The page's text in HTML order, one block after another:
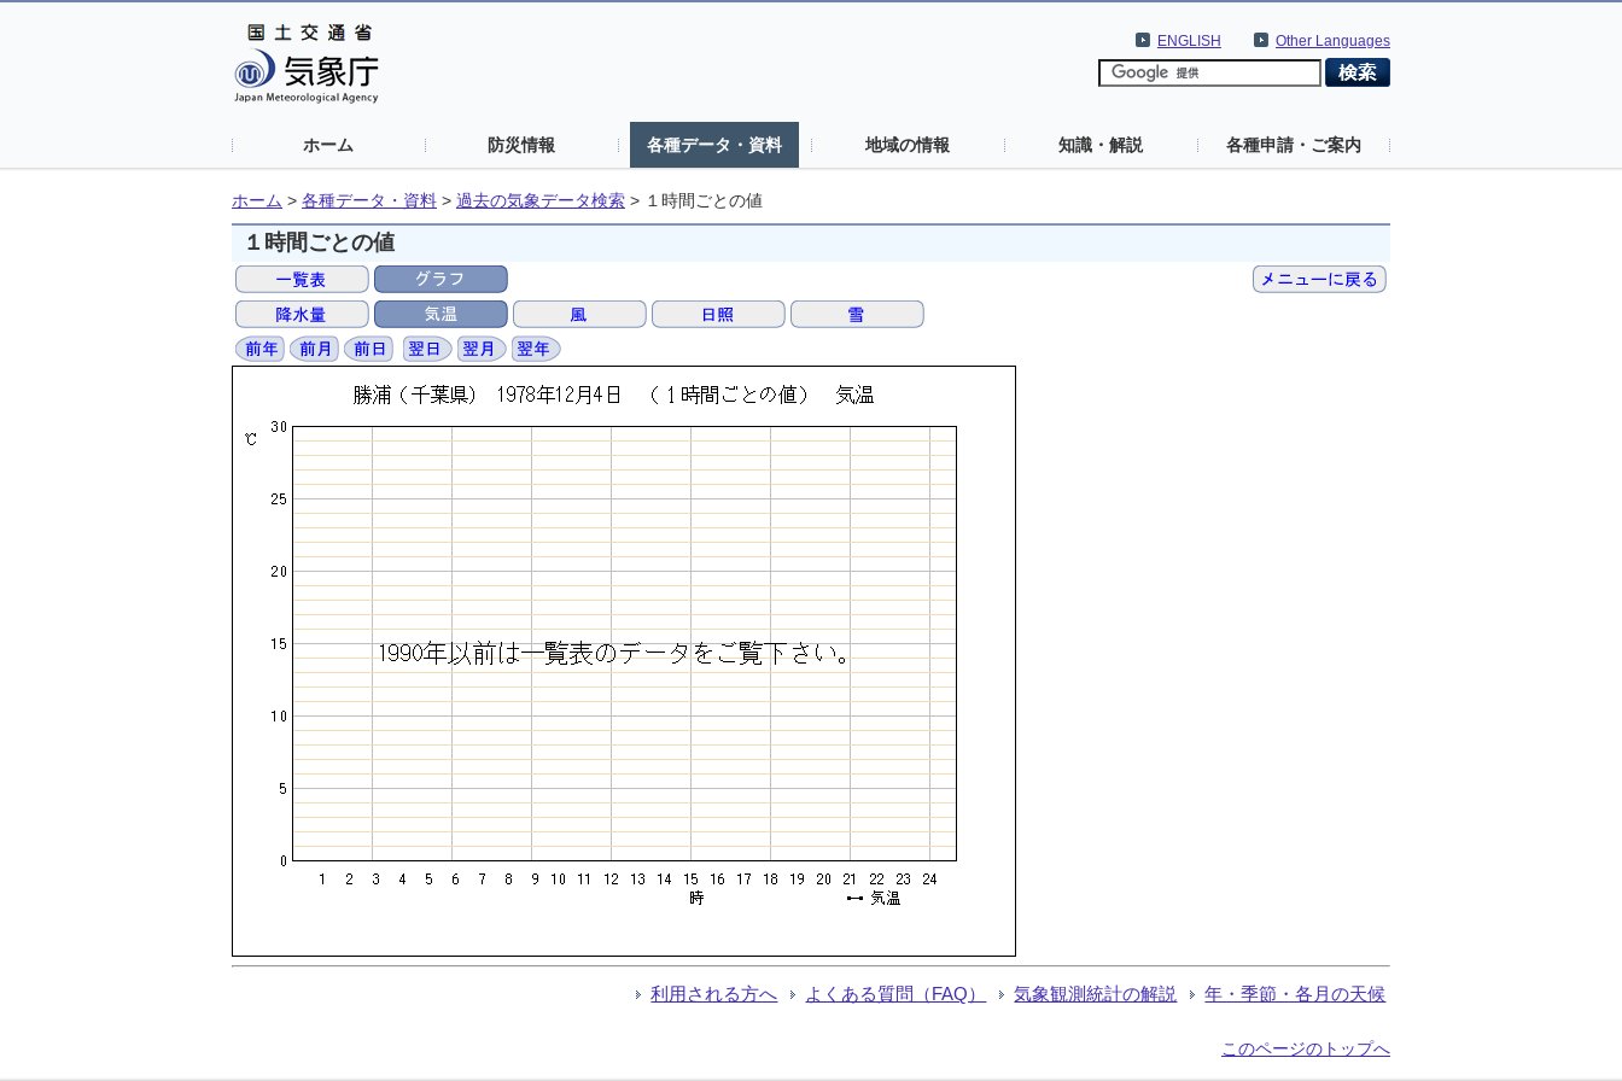
Other Languages
ENGLISH
ホーム 防災情報 各種データ・資料 地域の情報 知識・解説 各種申請・ご案内
ホーム > 各種データ・資料 > 過去の気象データ検索 > １時間ごとの値
１時間ごとの値
利用される方へ よくある質問（FAQ） 気象観測統計の解説 年・季節・各月の天候
このページのトップへ